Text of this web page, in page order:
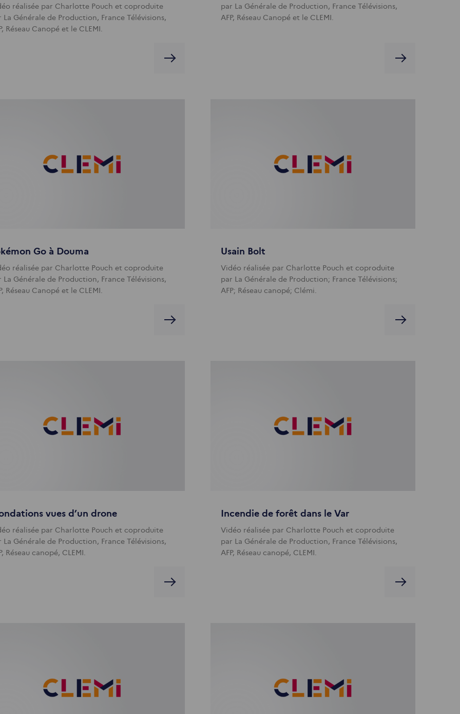
réalisée par Charlotte Pouch et coproduite
La Générale de Production, France Télévisions,
Réseau Canopé et le CLEMI.
par La Générale de Production, France Télévisions,
AFP, Réseau Canopé et le CLEMI.
Go à Douma
réalisée par Charlotte Pouch et coproduite
La Générale de Production, France Télévisions,
Réseau Canopé et le CLEMI.
Usain Bolt
Vidéo réalisée par Charlotte Pouch et coproduite
par La Générale de Production; France Télévisions;
AFP; Réseau canopé; Clémi.
vues d’un drone
réalisée par Charlotte Pouch et coproduite
La Générale de Production, France Télévisions,
Réseau canopé, CLEMI.
Incendie de forêt dans le Var
Vidéo réalisée par Charlotte Pouch et coproduite
par La Générale de Production, France Télévisions,
AFP, Réseau canopé, CLEMI.